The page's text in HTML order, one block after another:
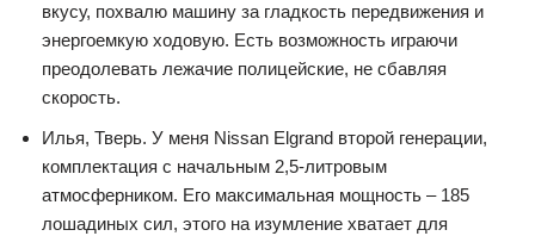
вкусу, похвалю машину за гладкость передвижения и
энергоемкую ходовую. Есть возможность играючи
преодолевать лежачие полицейские, не сбавляя
скорость.
Илья, Тверь. У меня Nissan Elgrand второй генерации,
комплектация с начальным 2,5-литровым
атмосферником. Его максимальная мощность – 185
лошадиных сил, этого на изумление хватает для